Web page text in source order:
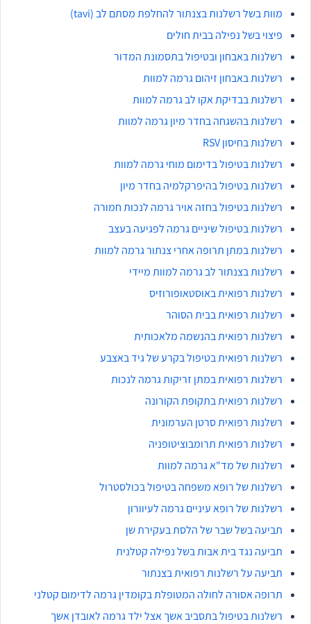
מוות בשל רשלנות בצנתור להחלפת מסתם לב (tavi)
פיצוי בשל נפילה בבית חולים
רשלנות באבחון ובטיפול בתסמונת המדור
רשלנות באבחון זיהום גרמה למוות
רשלנות בבדיקת אקו לב גרמה למוות
רשלנות בהשגחה בחדר מיון גרמה למוות
רשלנות בחיסון RSV
רשלנות בטיפול בדימום מוחי גרמה למוות
רשלנות בטיפול בהיפרקלמיה בחדר מיון
רשלנות בטיפול בחזה אויר גרמה לנכות חמורה
רשלנות בטיפול שיניים גרמה לפגיעה בעצב
רשלנות במתן תרופה אחרי צנתור גרמה למוות
רשלנות בצנתור לב גרמה למוות מיידי
רשלנות רפואית באוסטאופורוזיס
רשלנות רפואית בבית הסוהר
רשלנות רפואית בהנשמה מלאכותית
רשלנות רפואית בטיפול בקרע של גיד באצבע
רשלנות רפואית במתן זריקות גרמה לנכות
רשלנות רפואית בתקופת הקורונה
רשלנות רפואית סרטן הערמונית
רשלנות רפואית תרומבוציטופניה
רשלנות של מד"א גרמה למוות
רשלנות של רופא משפחה בטיפול בכולסטרול
רשלנות של רופא עיניים גרמה לעיוורון
תביעה בשל שבר של הלסת בעקירת שן
תביעה נגד בית אבות בשל נפילה קטלנית
תביעה על רשלנות רפואית בצנתור
תרופה אסורה לחולה המטופלת בקומדין גרמה לדימום קטלני
רשלנות בטיפול בתסביב אשך אצל ילד גרמה לאובדן אשך